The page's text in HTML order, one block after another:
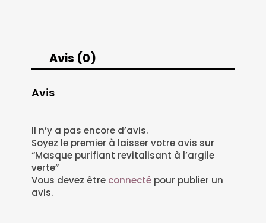
Avis (0)
Avis
Il n’y a pas encore d’avis.
Soyez le premier à laisser votre avis sur
“Masque purifiant revitalisant à l’argile
verte”
Vous devez être connectépour publier un
avis.